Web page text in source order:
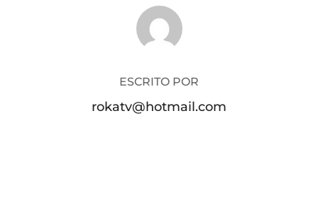
AUTOR DE LA PUBLICACIÓN
ESCRITO POR
rokatv@hotmail.com